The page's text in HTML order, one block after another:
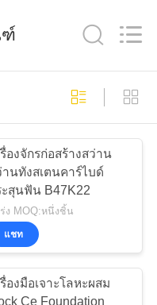
ข็มไฮ
68
รื่องจักรก่อสร้างสว่าน
านทังสเตนคาร์ไบด์
ะสุนฟัน B47K22
ง MOQ:หนึ่งชิ้น
แชท
รื่องมือเจาะโลหะผสม
Ce Foundation